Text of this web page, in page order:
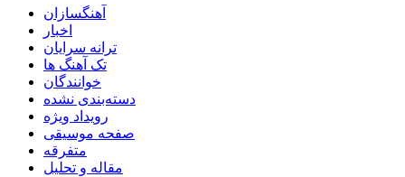
آهنگسازان
اخبار
ترانه سرایان
تک آهنگ ها
خوانندگان
دسته‌بندی نشده
رویداد ویژه
صفحه موسیقی
متفرقه
مقاله و تحلیل